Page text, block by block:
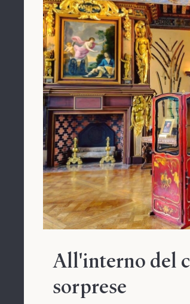
All'interno del
sorprese